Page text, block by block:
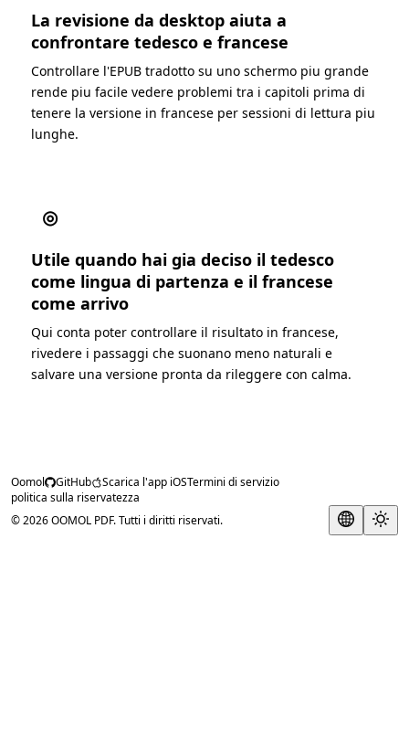
La revisione da desktop aiuta a
confrontare tedesco e francese
Controllare l'EPUB tradotto su uno schermo piu grande
rende piu facile vedere problemi tra i capitoli prima di
tenere la versione in francese per sessioni di lettura piu
lunghe.
◎
Utile quando hai gia deciso il tedesco
come lingua di partenza e il francese
come arrivo
Qui conta poter controllare il risultato in francese,
rivedere i passaggi che suonano meno naturali e
salvare una versione pronta da rileggere con calma.
Oomol GitHub Scarica l'app iOSTermini di servizio
politica sulla riservatezza
© 2026 OOMOL PDF. Tutti i diritti riservati.